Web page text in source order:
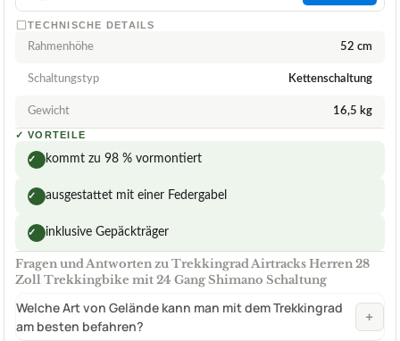
TECHNISCHE DETAILS
Rahmenhöhe 52 cm
Schaltungstyp Kettenschaltung
Gewicht 16,5 kg
✓ VORTEILE
✓ kommt zu 98 % vormontiert
✓ ausgestattet mit einer Federgabel
✓ inklusive Gepäckträger
Fragen und Antworten zu Trekkingrad Airtracks Herren 28
Zoll Trekkingbike mit 24 Gang Shimano Schaltung
Welche Art von Gelände kann man mit dem Trekkingrad
am besten befahren?
+